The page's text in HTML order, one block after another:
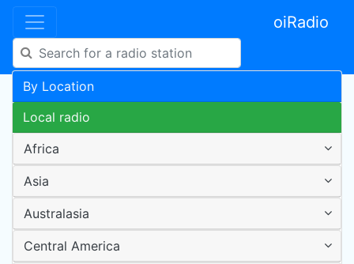
oiRadio
By Location
Local radio
Africa
Asia
Australasia
Central America